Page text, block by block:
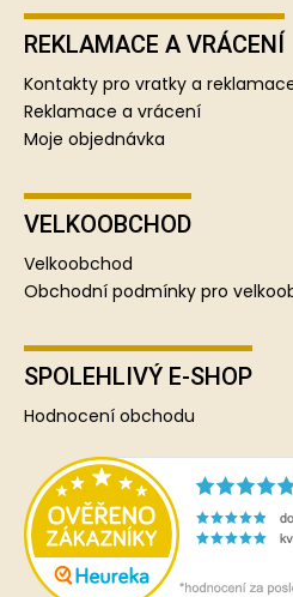
REKLAMACE A VRÁCENÍ
Kontakty pro vratky a
Reklamace a vrácení
Moje objednávka
VELKOOBCHOD
Velkoobchod
Obchodní podmínky pro
SPOLEHLIVÝ E-SHOP
Hodnocení obchodu